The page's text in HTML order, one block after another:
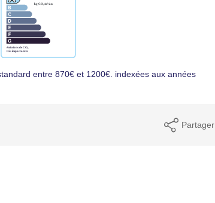
entre 870€ et 1200€. indexées aux années
Partager